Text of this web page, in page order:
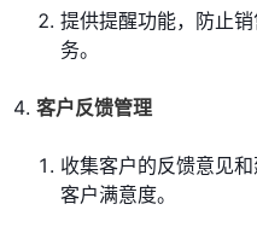
提供提醒功能，防止
务。
客户反馈管理
收集客户的反馈意见
客户满意度。